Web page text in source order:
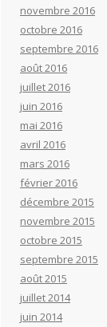
novembre 2016
octobre 2016
septembre 2016
août 2016
juillet 2016
juin 2016
mai 2016
avril 2016
mars 2016
février 2016
décembre 2015
novembre 2015
octobre 2015
septembre 2015
août 2015
juillet 2014
juin 2014